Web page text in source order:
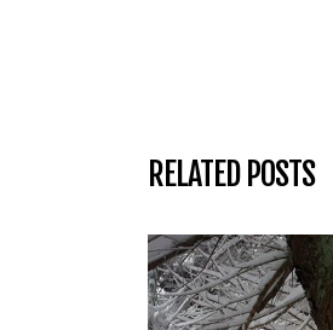
RELATED POSTS